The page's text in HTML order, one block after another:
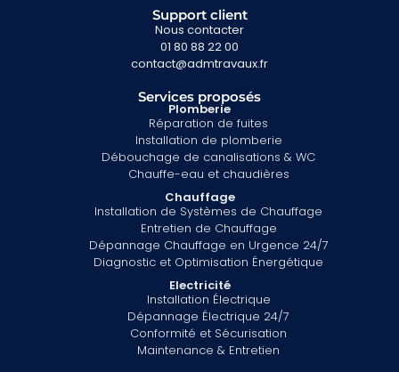
Support client
Nous contacter
01 80 88 22 00
contact@admtravaux.fr
Services proposés
Plomberie
Réparation de fuites
Installation de plomberie
Débouchage de canalisations & WC
Chauffe-eau et chaudières
Chauffage
Installation de Systèmes de Chauffage
Entretien de Chauffage
Dépannage Chauffage en Urgence 24/7
Diagnostic et Optimisation Énergétique
Electricité
Installation Électrique
Dépannage Électrique 24/7
Conformité et Sécurisation
Maintenance & Entretien